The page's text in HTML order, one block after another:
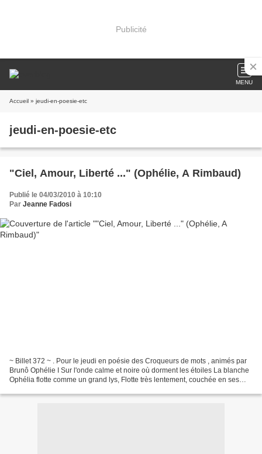
Publicité
MENU
Accueil » jeudi-en-poesie-etc
jeudi-en-poesie-etc
"Ciel, Amour, Liberté ..." (Ophélie, A Rimbaud)
Publié le 04/03/2010 à 10:10
Par Jeanne Fadosi
~ Billet 372 ~ . Pour le jeudi en poésie des Croqueurs de mots , animés par
Brunô Ophélie I Sur l'onde calme et noire où dorment les étoiles La blanche
Ophélia flotte comme un grand lys, Flotte très lentement, couchée en ses